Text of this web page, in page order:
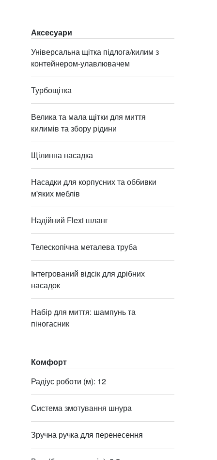
Аксесуари
Універсальна щітка підлога/килим з
контейнером-улавлювачем
Турбощітка
Велика та мала щітки для миття
килимів та збору рідини
Щілинна насадка
Насадки для корпусних та оббивки
м'яких меблів
Надійний Flexi шланг
Телескопічна металева труба
Інтегрований відсік для дрібних
насадок
Набір для миття: шампунь та
піногасник
Комфорт
Радіус роботи (м): 12
Система змотування шнура
Зручна ручка для перенесення